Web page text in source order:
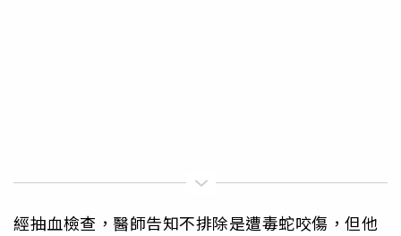
經抽血檢查，醫師告知不排除是遭毒蛇咬傷，但他